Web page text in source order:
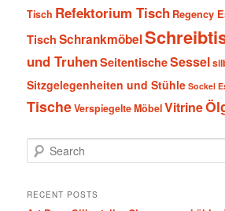
Tisch Refektorium Tisch Regency
Tisch Schrankmöbel
und TruhenSeitentischeSessel
Sitzgelegenheiten und Stühle Sockel
TischeVerspiegelte MöbelVitrine
e
rRECENT POSTS